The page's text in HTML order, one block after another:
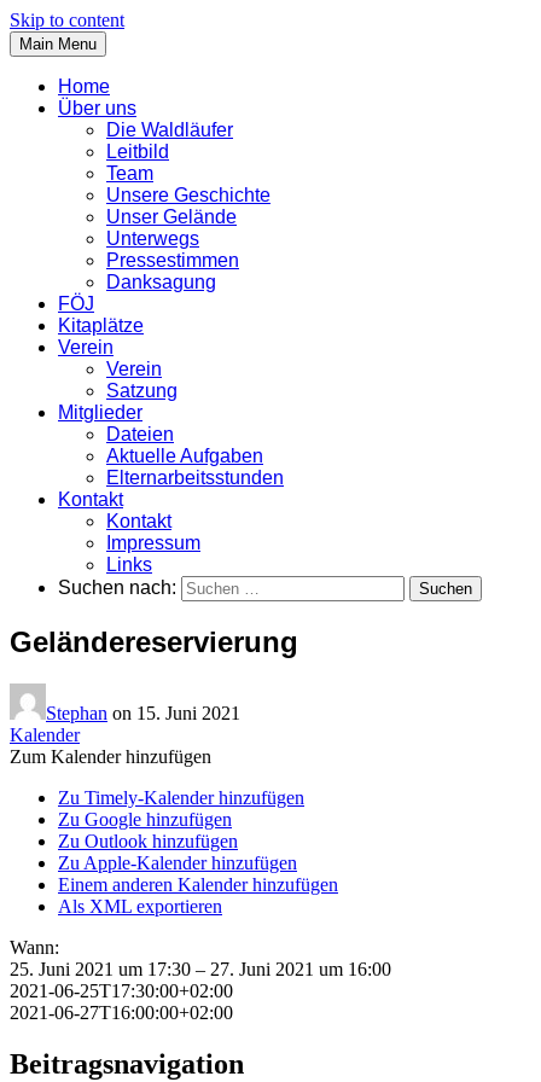
Skip to content
Main Menu
Home
Über uns
Die Waldläufer
Leitbild
Team
Unsere Geschichte
Unser Gelände
Unterwegs
Pressestimmen
Danksagung
FÖJ
Kitaplätze
Verein
Verein
Satzung
Mitglieder
Dateien
Aktuelle Aufgaben
Elternarbeitsstunden
Kontakt
Kontakt
Impressum
Links
Suchen nach:
Geländereservierung
Stephan on 15. Juni 2021
Kalender
Zum Kalender hinzufügen
Zu Timely-Kalender hinzufügen
Zu Google hinzufügen
Zu Outlook hinzufügen
Zu Apple-Kalender hinzufügen
Einem anderen Kalender hinzufügen
Als XML exportieren
Wann:
25. Juni 2021 um 17:30 – 27. Juni 2021 um 16:00
2021-06-25T17:30:00+02:00
2021-06-27T16:00:00+02:00
Beitragsnavigation